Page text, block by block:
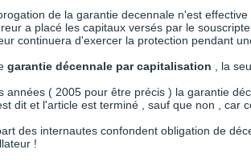
de la garantie decennale n'est
a placé les capitaux versés par le
continuera d'exercer la protection pendant
garantie décennale par capitalisation , la
années ( 2005 pour être précis ) la garantie
dit et l'article est terminé , sauf que non , car
des internautes confondent obligation de
!